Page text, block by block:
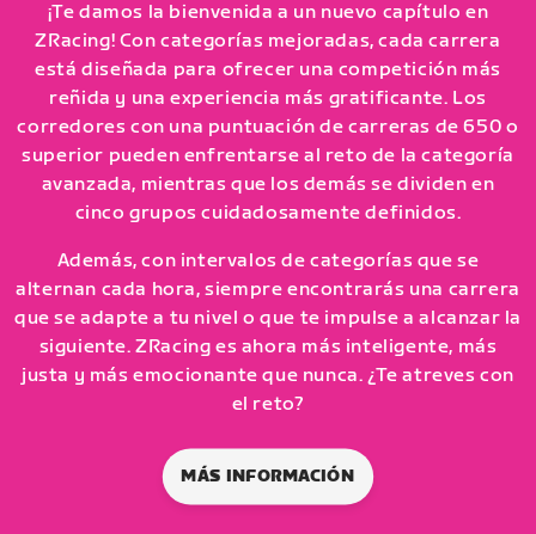
¡Te damos la bienvenida a un nuevo capítulo en
ZRacing! Con categorías mejoradas, cada carrera
está diseñada para ofrecer una competición más
reñida y una experiencia más gratificante. Los
corredores con una puntuación de carreras de 650 o
superior pueden enfrentarse al reto de la categoría
avanzada, mientras que los demás se dividen en
cinco grupos cuidadosamente definidos.
Además, con intervalos de categorías que se
alternan cada hora, siempre encontrarás una carrera
que se adapte a tu nivel o que te impulse a alcanzar la
siguiente. ZRacing es ahora más inteligente, más
justa y más emocionante que nunca. ¿Te atreves con
el reto?
MÁS INFORMACIÓN